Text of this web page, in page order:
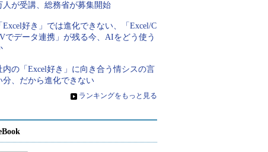
人が受講、総務省が募集開始
Excel好き」では進化できない、「Excel/C
でデータ連携」が残る今、AIをどう使う
内の「Excel好き」に向き合う情シスの言
分、だから進化できない
» ランキングをもっと見る